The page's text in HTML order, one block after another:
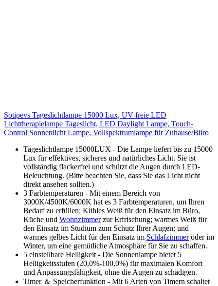
Sotipevs Tageslichtlampe 15000 Lux, UV-freie LED
Lichttherapielampe Tageslicht, LED Daylight Lampe, Touch-
Control Sonnenlicht Lampe, Vollspektrumlampe für Zuhause/Büro
Tageslichtlampe 15000LUX - Die Lampe liefert bis zu 15000
Lux für effektives, sicheres und natürliches Licht. Sie ist
vollständig flackerfrei und schützt die Augen durch LED-
Beleuchtung. (Bitte beachten Sie, dass Sie das Licht nicht
direkt ansehen sollten.)
3 Farbtemperaturen - Mit einem Bereich von
3000K/4500K/6000K hat es 3 Farbtemperaturen, um Ihren
Bedarf zu erfüllen: Kühles Weiß für den Einsatz im Büro,
Küche und Wohnzimmerzur Erfrischung; warmes Weiß für
den Einsatz im Studium zum Schutz Ihrer Augen; und
warmes gelbes Licht für den Einsatz im Schlafzimmeroder im
Winter, um eine gemütliche Atmosphäre für Sie zu schaffen.
5 einstellbare Helligkeit - Die Sonnenlampe bietet 5
Helligkeitsstufen (20,0%-100,0%) für maximalen Komfort
und Anpassungsfähigkeit, ohne die Augen zu schädigen.
Timer ＆ Speicherfunktion - Mit 6 Arten von Timern schaltet